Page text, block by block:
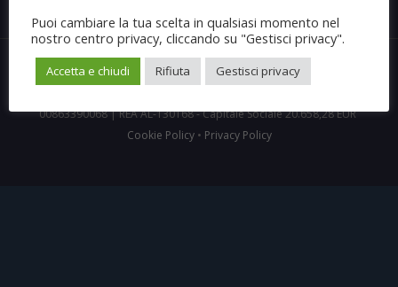
© 2016 SOGEDI S.R.L. | Strada per Villaromagnano, 25 | 15057
00863390068 | REA AL-130168 - Capitale Sociale 20.658,28 EUR
Cookie Policy• Privacy Policy
Puoi cambiare la tua scelta in qualsiasi momento nel
nostro centro privacy, cliccando su "Gestisci privacy".
Accetta e chiudi Rifiuta Gestisci privacy